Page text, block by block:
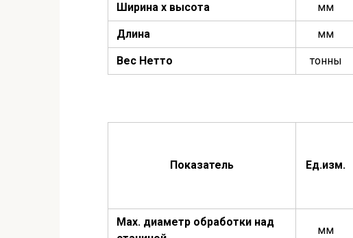
Ширина x высота мм
Длина мм
Вес Нетто тонны
Показатель Ед.изм.
Мах. диаметр обработки над
мм